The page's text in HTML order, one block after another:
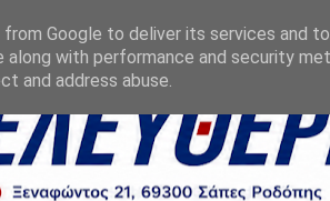
Google to deliver its services and
along with performance and security
and address abuse.